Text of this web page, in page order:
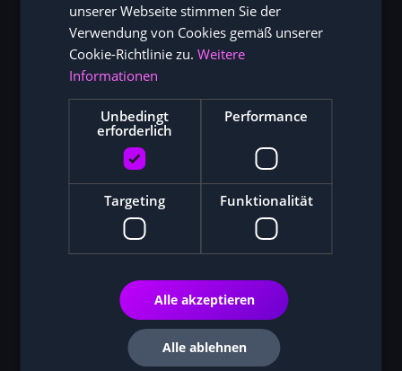
unserer Webseite stimmen Sie der
Verwendung von Cookies gemäß unserer
Cookie-Richtlinie zu. Weitere
Informationen
Unbedingt
erforderlich
Performance
Targeting Funktionalität
Alle akzeptieren
Alle ablehnen